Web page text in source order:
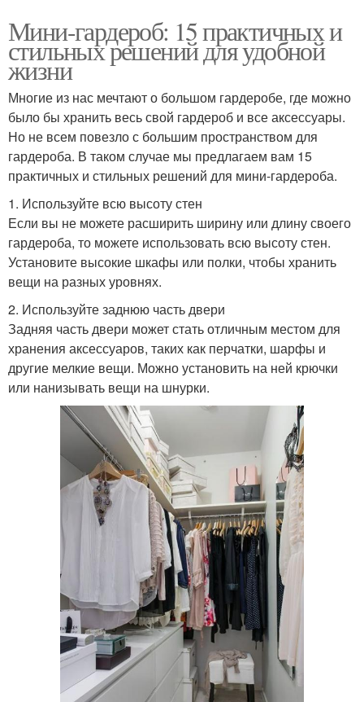
Мини-гардероб: 15 практичных и
стильных решений для удобной
жизни
Многие из нас мечтают о большом гардеробе, где можно
было бы хранить весь свой гардероб и все аксессуары.
Но не всем повезло с большим пространством для
гардероба. В таком случае мы предлагаем вам 15
практичных и стильных решений для мини-гардероба.
1. Используйте всю высоту стен
Если вы не можете расширить ширину или длину своего
гардероба, то можете использовать всю высоту стен.
Установите высокие шкафы или полки, чтобы хранить
вещи на разных уровнях.
2. Используйте заднюю часть двери
Задняя часть двери может стать отличным местом для
хранения аксессуаров, таких как перчатки, шарфы и
другие мелкие вещи. Можно установить на ней крючки
или нанизывать вещи на шнурки.